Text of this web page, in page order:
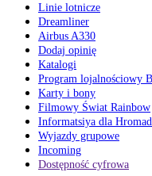
Linie lotnicze
Dreamliner
Airbus A330
Dodaj opinię
Katalogi
Program lojalnościowy
Karty i bony
Filmowy Świat Rainbow
Informatsiya dla
Wyjazdy grupowe
Incoming
Dostępność cyfrowa